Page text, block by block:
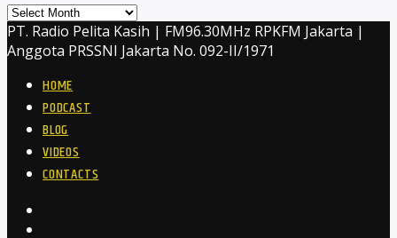
Archives
PT. Radio Pelita Kasih | FM96.30MHz RPKFM Jakarta |
Anggota PRSSNI Jakarta No. 092-II/1971
HOME
PODCAST
BLOG
VIDEOS
CONTACTS